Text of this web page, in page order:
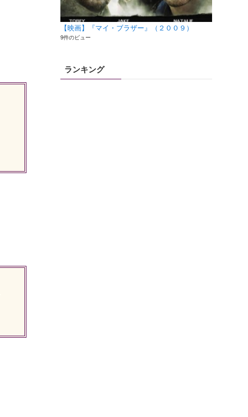
【映画】『マイ・ブラザー』（２００９）
9件のビュー
ランキング